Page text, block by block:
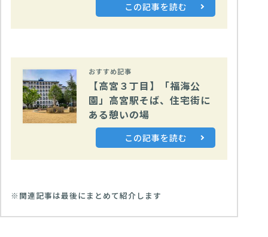
この記事を読む
おすすめ記事
【高宮３丁目】「福海公
園」高宮駅そば、住宅街に
ある憩いの場
この記事を読む
※関連記事は最後にまとめて紹介します